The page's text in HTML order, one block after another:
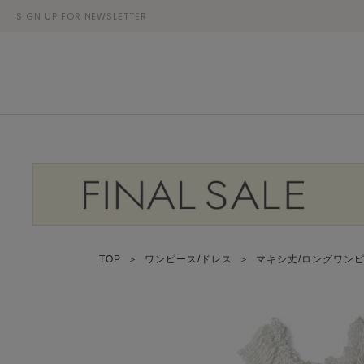
SIGN UP FOR NEWSLETTER
TOP ＞ ワンピース/ドレス ＞ マキシ丈/ロングワン